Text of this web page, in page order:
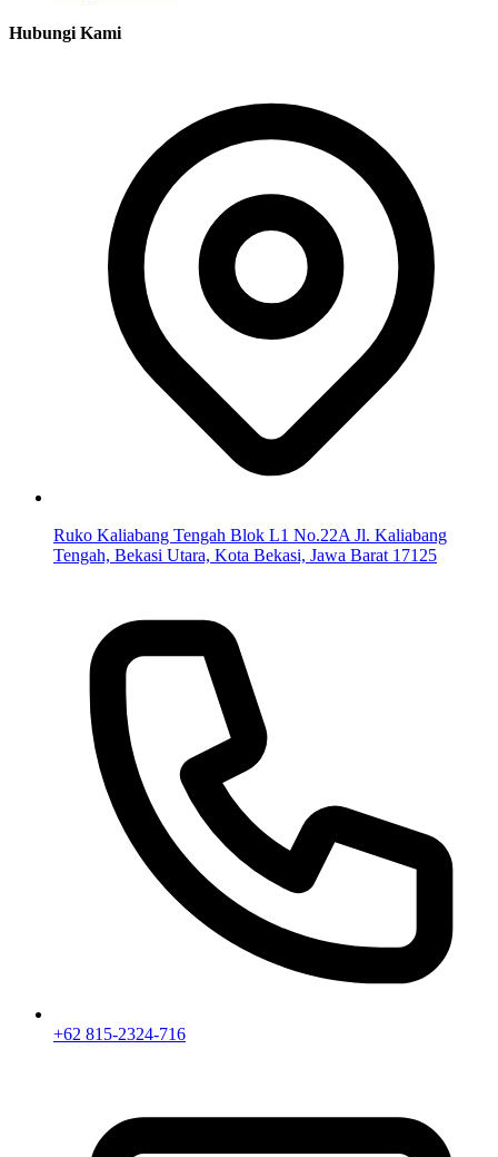
Hubungi Kami
Ruko Kaliabang Tengah Blok L1 No.22A Jl. Kaliabang
Tengah, Bekasi Utara, Kota Bekasi, Jawa Barat 17125
+62 815-2324-716